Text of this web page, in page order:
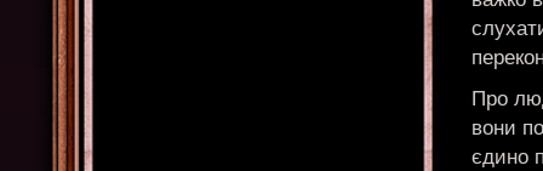
Про
вони
єдино